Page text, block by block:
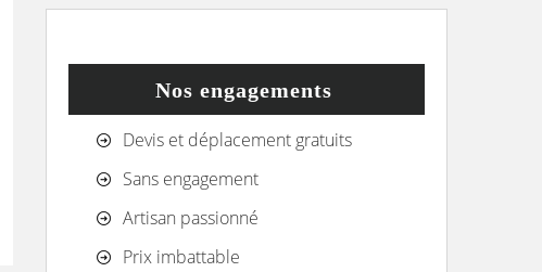
Nos engagements
Devis et déplacement gratuits
Sans engagement
Artisan passionné
Prix imbattable